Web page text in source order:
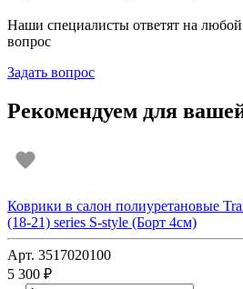
Наши специалисты ответят на
вопрос
Задать вопрос
Рекомендуем для
Коврики в салон полиуретановые
(18-21) series S-style (Борт 4см)
Арт. 3517020100
5 300 ₽